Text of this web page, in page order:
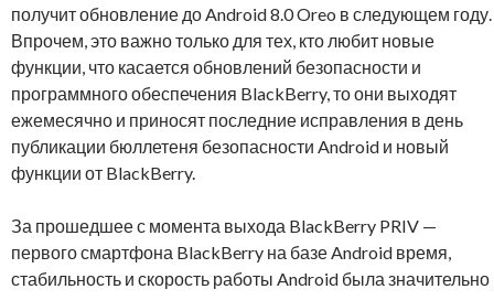
получит обновление до Android 8.0 Oreo в следующем году.
Впрочем, это важно только для тех, кто любит новые
функции, что касается обновлений безопасности и
программного обеспечения BlackBerry, то они выходят
ежемесячно и приносят последние исправления в день
публикации бюллетеня безопасности Android и новый
функции от BlackBerry.
За прошедшее с момента выхода BlackBerry PRIV —
первого смартфона BlackBerry на базе Android время,
стабильность и скорость работы Android была значительно